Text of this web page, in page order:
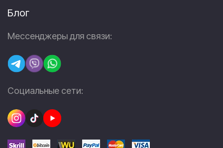
Блог
Мессенджеры для связи:
Социальные сети: